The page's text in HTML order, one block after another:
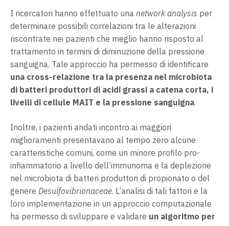
I ricercatori hanno effettuato una network analysis per
determinare possibili correlazioni tra le alterazioni
riscontrate nei pazienti che meglio hanno risposto al
trattamento in termini di diminuzione della pressione
sanguigna. Tale approccio ha permesso di identificare
una cross-relazione tra la presenza nel microbiota
di batteri produttori di acidi grassi a catena corta, i
livelli di cellule MAIT e la pressione sanguigna.
Inoltre, i pazienti andati incontro ai maggiori
miglioramenti presentavano al tempo zero alcune
caratteristiche comuni, come un minore profilo pro-
infiammatorio a livello dell’immunoma e la deplezione
nel microbiota di batteri produttori di propionato o del
genere Desulfovibrionaceae. L’analisi di tali fattori e la
loro implementazione in un approccio computazionale
ha permesso di sviluppare e validare un algoritmo per